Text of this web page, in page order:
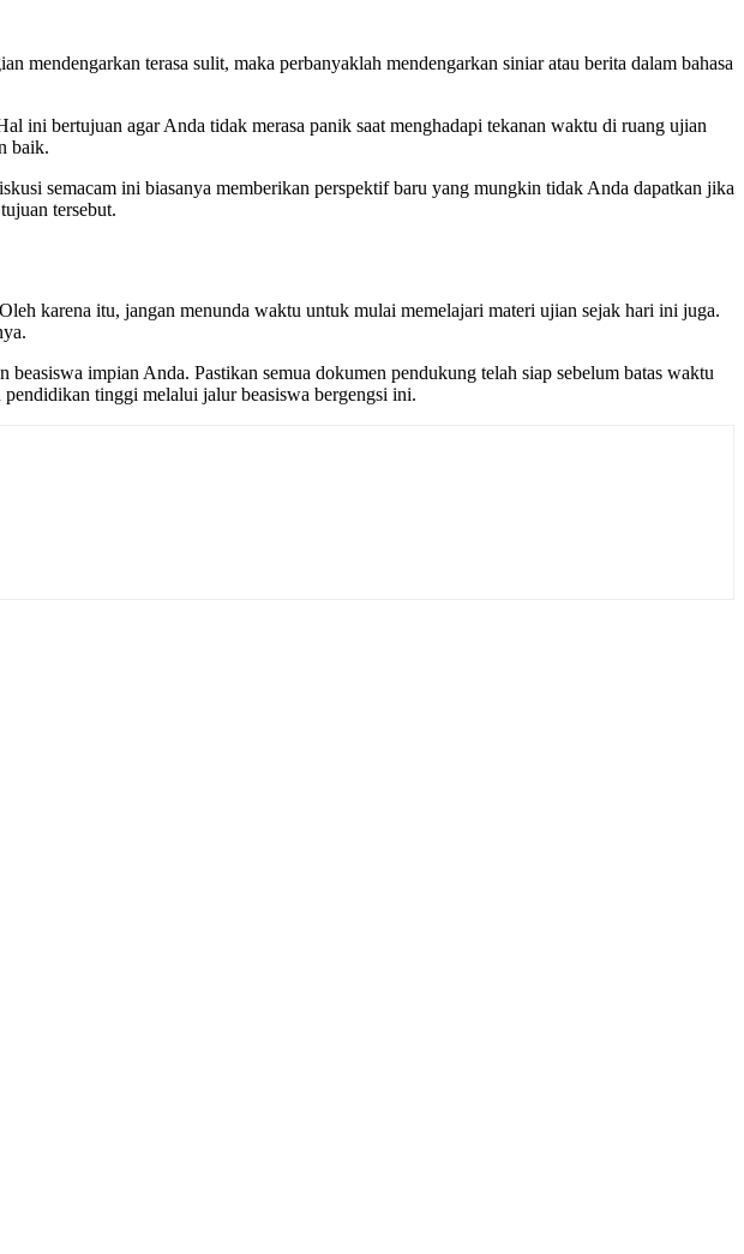
terasa sulit, maka perbanyaklah mendengarkan siniar atau berita dalam bahasa
ini bertujuan agar Anda tidak merasa panik saat menghadapi tekanan waktu di ruang ujian
baik.
semacam ini biasanya memberikan perspektif baru yang mungkin tidak Anda dapatkan jika
tersebut.
karena itu, jangan menunda waktu untuk mulai memelajari materi ujian sejak hari ini juga.
impian Anda. Pastikan semua dokumen pendukung telah siap sebelum batas waktu
tinggi melalui jalur beasiswa bergengsi ini.